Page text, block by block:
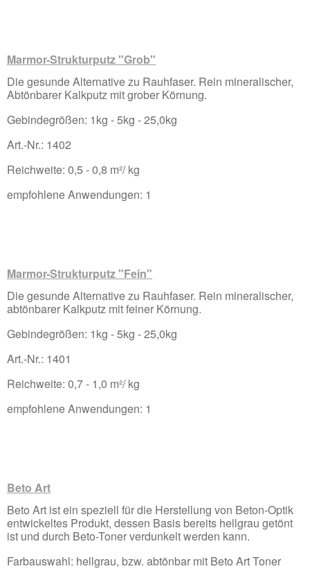
Marmor-Strukturputz "Grob"
Die gesunde Alternative zu Rauhfaser. Rein mineralischer,
Abtönbarer Kalkputz mit grober Körnung.
Gebindegrößen: 1kg - 5kg - 25,0kg
Art.-Nr.: 1402
Reichweite: 0,5 - 0,8 m²/ kg
empfohlene Anwendungen: 1
Marmor-Strukturputz "Fein"
Die gesunde Alternative zu Rauhfaser. Rein mineralischer,
abtönbarer Kalkputz mit feiner Körnung.
Gebindegrößen: 1kg - 5kg - 25,0kg
Art.-Nr.: 1401
Reichweite: 0,7 - 1,0 m²/ kg
empfohlene Anwendungen: 1
Beto Art
Beto Art ist ein speziell für die Herstellung von Beton-Optik
entwickeltes Produkt, dessen Basis bereits hellgrau getönt
ist und durch Beto-Toner verdunkelt werden kann.
Farbauswahl: hellgrau, bzw. abtönbar mit Beto Art Toner